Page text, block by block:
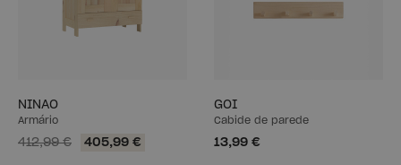
NINAO
Armário
412,99 € 405,99 €
GOI
Cabide de parede
13,99 €